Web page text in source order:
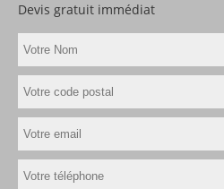
Devis gratuit immédiat